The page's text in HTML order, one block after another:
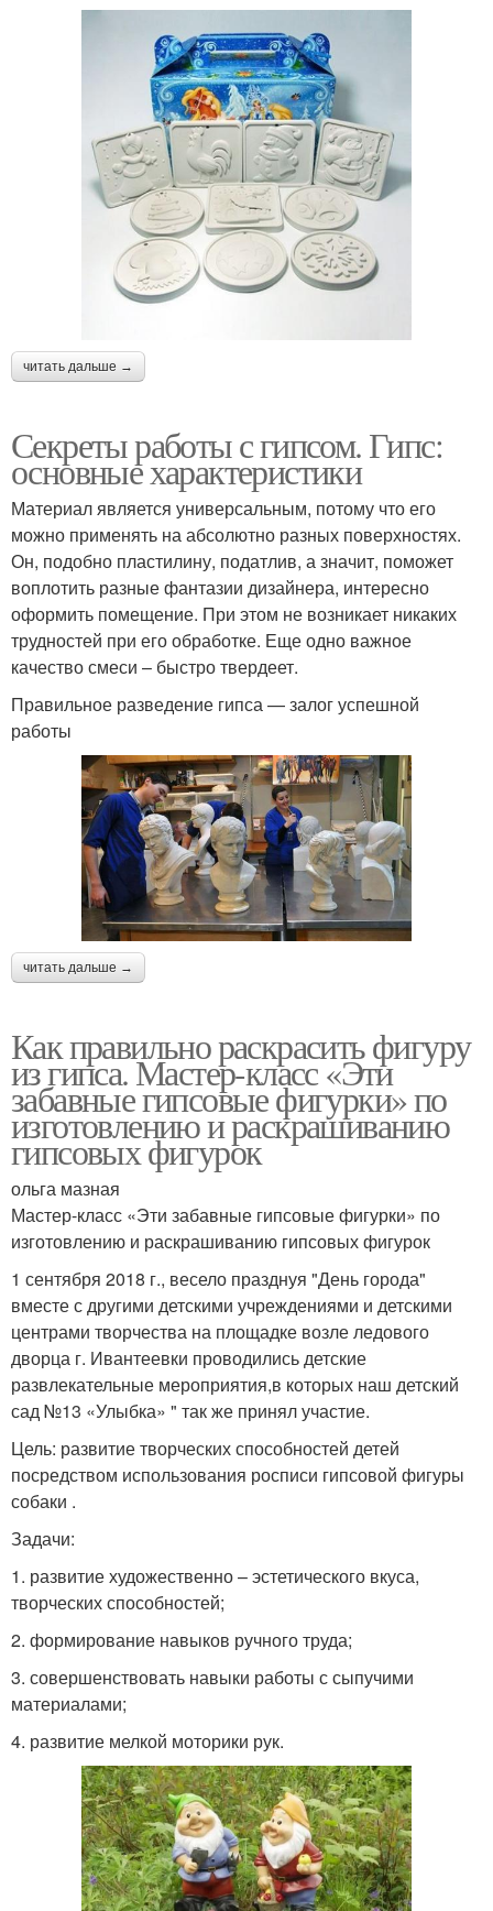
читать дальше →
Секреты работы с гипсом. Гипс:
основные характеристики
Материал является универсальным, потому что его
можно применять на абсолютно разных поверхностях.
Он, подобно пластилину, податлив, а значит, поможет
воплотить разные фантазии дизайнера, интересно
оформить помещение. При этом не возникает никаких
трудностей при его обработке. Еще одно важное
качество смеси – быстро твердеет.
Правильное разведение гипса — залог успешной
работы
читать дальше →
Как правильно раскрасить фигуру
из гипса. Мастер-класс «Эти
забавные гипсовые фигурки» по
изготовлению и раскрашиванию
гипсовых фигурок
ольга мазная
Мастер-класс «Эти забавные гипсовые фигурки» по
изготовлению и раскрашиванию гипсовых фигурок
1 сентября 2018 г., весело празднуя "День города"
вместе с другими детскими учреждениями и детскими
центрами творчества на площадке возле ледового
дворца г. Ивантеевки проводились детские
развлекательные мероприятия,в которых наш детский
сад №13 «Улыбка» " так же принял участие.
Цель: развитие творческих способностей детей
посредством использования росписи гипсовой фигуры
собаки .
Задачи:
1. развитие художественно – эстетического вкуса,
творческих способностей;
2. формирование навыков ручного труда;
3. совершенствовать навыки работы с сыпучими
материалами;
4. развитие мелкой моторики рук.